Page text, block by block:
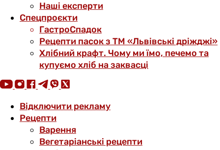
Наші експерти
Спецпроєкти
ГастроСпадок
Рецепти пасок з ТМ «Львівські дріжджі»
Хлібний крафт. Чому ми їмо, печемо та
купуємо хліб на заквасці
Відключити рекламу
Рецепти
Варення
Вегетаріанські рецепти